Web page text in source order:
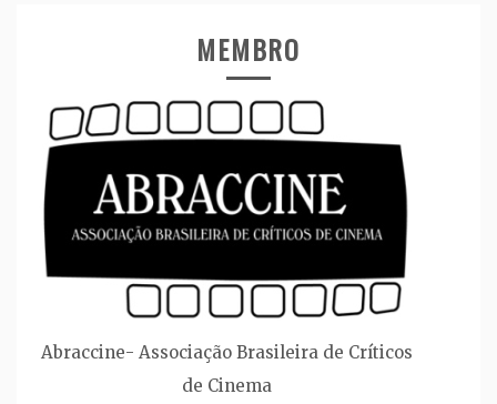
MEMBRO
Abraccine- Associação Brasileira de Críticos
de Cinema